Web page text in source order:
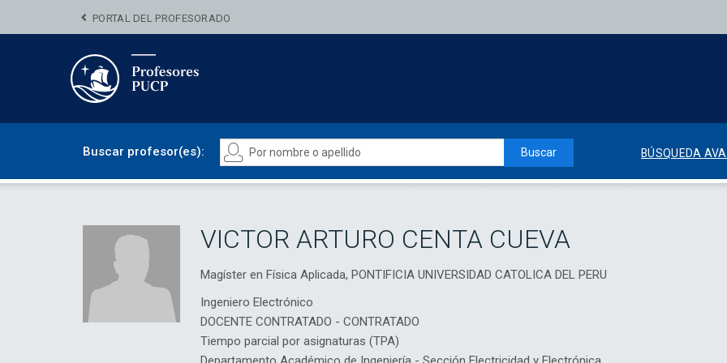
PORTAL DEL PROFESORADO
Buscar profesor(es): Buscar BÚSQUEDA
VICTOR ARTURO CENTA CUEVA
Magíster en Física Aplicada, PONTIFICIA UNIVERSIDAD CATOLICA DEL PERU
Ingeniero Electrónico
DOCENTE CONTRATADO - CONTRATADO
Tiempo parcial por asignaturas (TPA)